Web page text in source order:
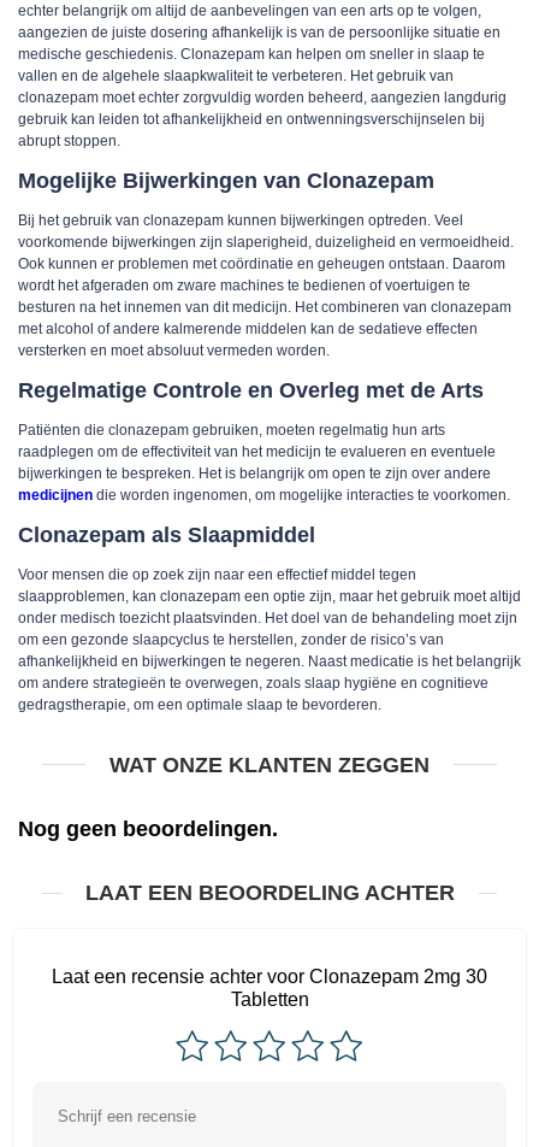
echter belangrijk om altijd de aanbevelingen van een arts op te volgen,
aangezien de juiste dosering afhankelijk is van de persoonlijke situatie en
medische geschiedenis. Clonazepam kan helpen om sneller in slaap te
vallen en de algehele slaapkwaliteit te verbeteren. Het gebruik van
clonazepam moet echter zorgvuldig worden beheerd, aangezien langdurig
gebruik kan leiden tot afhankelijkheid en ontwenningsverschijnselen bij
abrupt stoppen.
Mogelijke Bijwerkingen van Clonazepam
Bij het gebruik van clonazepam kunnen bijwerkingen optreden. Veel
voorkomende bijwerkingen zijn slaperigheid, duizeligheid en vermoeidheid.
Ook kunnen er problemen met coördinatie en geheugen ontstaan. Daarom
wordt het afgeraden om zware machines te bedienen of voertuigen te
besturen na het innemen van dit medicijn. Het combineren van clonazepam
met alcohol of andere kalmerende middelen kan de sedatieve effecten
versterken en moet absoluut vermeden worden.
Regelmatige Controle en Overleg met de Arts
Patiënten die clonazepam gebruiken, moeten regelmatig hun arts
raadplegen om de effectiviteit van het medicijn te evalueren en eventuele
bijwerkingen te bespreken. Het is belangrijk om open te zijn over andere
medicijnen die worden ingenomen, om mogelijke interacties te voorkomen.
Clonazepam als Slaapmiddel
Voor mensen die op zoek zijn naar een effectief middel tegen
slaapproblemen, kan clonazepam een optie zijn, maar het gebruik moet altijd
onder medisch toezicht plaatsvinden. Het doel van de behandeling moet zijn
om een gezonde slaapcyclus te herstellen, zonder de risico’s van
afhankelijkheid en bijwerkingen te negeren. Naast medicatie is het belangrijk
om andere strategieën te overwegen, zoals slaap hygiëne en cognitieve
gedragstherapie, om een optimale slaap te bevorderen.
WAT ONZE KLANTEN ZEGGEN
Nog geen beoordelingen.
LAAT EEN BEOORDELING ACHTER
Laat een recensie achter voor Clonazepam 2mg 30
Tabletten